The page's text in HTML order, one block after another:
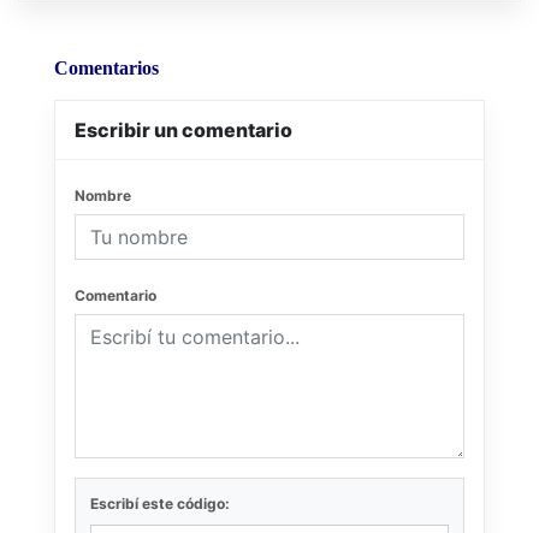
Comentarios
Escribir un comentario
Nombre
Comentario
Escribí este código: